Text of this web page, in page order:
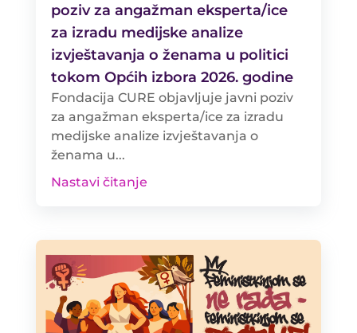
poziv za angažman eksperta/ice
za izradu medijske analize
izvještavanja o ženama u politici
tokom Općih izbora 2026. godine
Fondacija CURE objavljuje javni poziv
za angažman eksperta/ice za izradu
medijske analize izvještavanja o
ženama u...
Nastavi čitanje